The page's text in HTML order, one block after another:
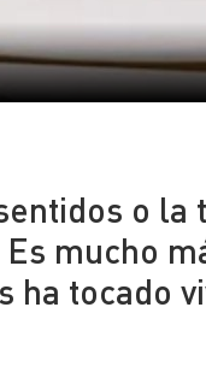
o la
mucho
ha tocado